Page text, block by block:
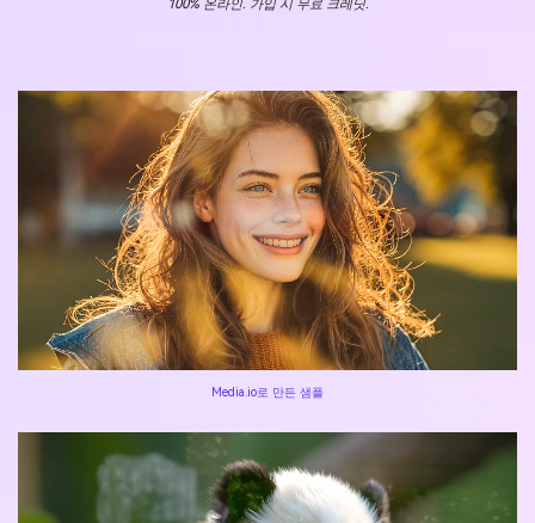
100% 온라인. 가입 시 무료 크레딧.
Media.io로 만든 샘플